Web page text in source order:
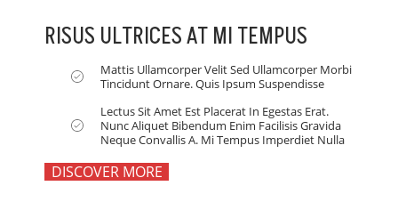
RISUS ULTRICES AT MI TEMPUS
Mattis Ullamcorper Velit Sed Ullamcorper Morbi
Tincidunt Ornare. Quis Ipsum Suspendisse
Lectus Sit Amet Est Placerat In Egestas Erat.
Nunc Aliquet Bibendum Enim Facilisis Gravida
Neque Convallis A. Mi Tempus Imperdiet Nulla
DISCOVER MORE